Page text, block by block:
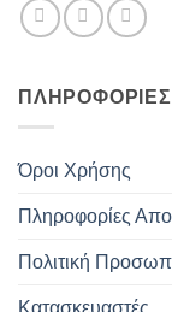
ΠΛΗΡΟΦΟΡΊΕΣ
Όροι Χρήσης
Πληροφορίες
Πολιτική
Κατασκευαστές